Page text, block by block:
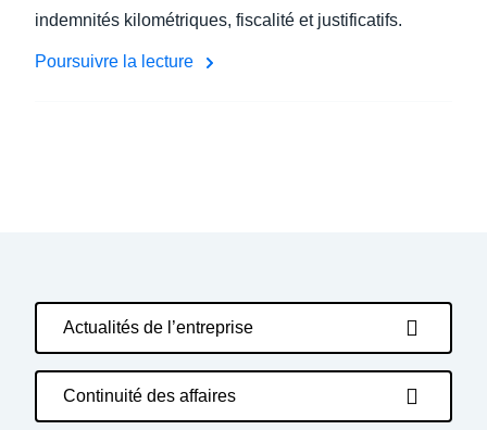
indemnités kilométriques, fiscalité et justificatifs.
Poursuivre la lecture
Actualités de l’entreprise
Continuité des affaires